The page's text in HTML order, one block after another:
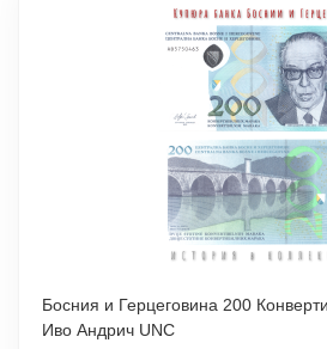
Босния и Герцеговина 200
Иво Андрич UNC